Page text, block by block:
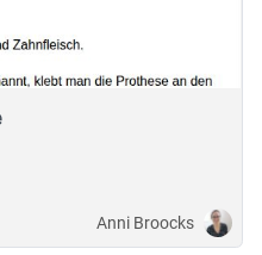
Anni Broocks